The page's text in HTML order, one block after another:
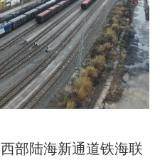
部陆海新通道铁海联